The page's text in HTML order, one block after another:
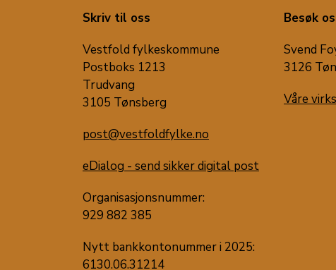
Skriv til oss
Vestfold fylkeskommune
Postboks 1213
Trudvang
3105 Tønsberg
post@vestfoldfylke.no
eDialog - send sikker digital post
Organisasjonsnummer:
929 882 385
Nytt bankkontonummer i 2025:
6130.06.31214
Besøk
Svend
3126
Våre